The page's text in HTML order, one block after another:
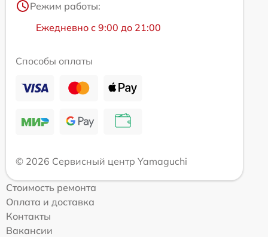
Режим работы:
Ежедневно с 9:00 до 21:00
Способы оплаты
© 2026 Сервисный центр Yamaguchi
Стоимость ремонта
Оплата и доставка
Контакты
Вакансии